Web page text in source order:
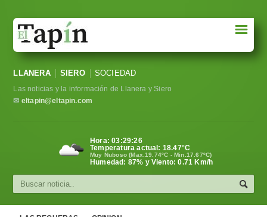
Sociedad
Política
Cultura
☰
LLANERA SIERO SOCIEDAD
Las noticias y la información de Llanera y Siero
✉ eltapin@eltapin.com
Hora:03:29:27
Temperatura actual: 18.47°C
Muy Nuboso (Max.19.74ºC - Min.17.67ºC)
Humedad: 87% y Viento: 0.71 Km/h